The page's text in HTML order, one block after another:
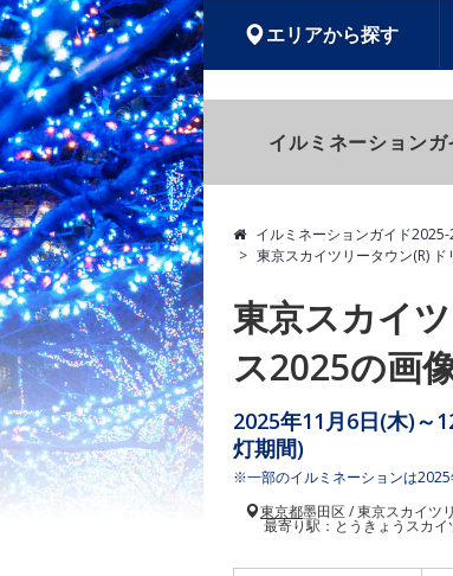
エリアから探す
イルミネーション
イルミネーションガイド
東京スカイツリータウン(R)
東京スカイ
ス2025の画
2025年11月6日(木)～
灯期間)
※一部のイルミネーションは
東京都墨田区 / 東京スカイツ
最寄り駅：とうきょうスカ